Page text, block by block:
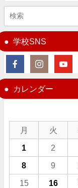
学校SNS
カレンダー
月 火
1 2
8 9
15 16